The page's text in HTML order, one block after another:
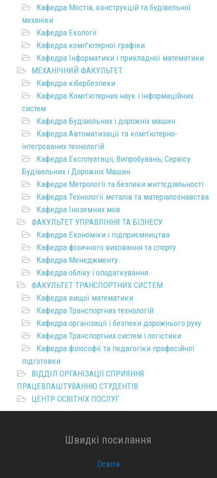
Кафедра Мостів, конструкцій та будівельної
механіки
Кафедра Екології
Кафедра комп'ютерної графіки
Кафедра Інформатики і прикладної математики
МЕХАНІЧНИЙ ФАКУЛЬТЕТ
Кафедра кібербезпеки
Кафедра Комп'ютерних наук і інформаційних
систем
Кафедра Будівельних і дорожніх машин
Кафедра Автоматизації та комп’ютерно-
інтегрованих технологій
Кафедра Експлуатаціі, Випробувань, Сервісу
Будівельних і Дорожніх Машин
Кафедра Метрології та безпеки життєдіяльності
Кафедра Технології металів та матеріалознавства
Кафедра Іноземних мов
ФАКУЛЬТЕТ УПРАВЛІННЯ ТА БІЗНЕСУ
Кафедра Економіки і підприємництва
Кафедра фізичного виховання та спорту
Кафедра Менеджменту
Кафедра обліку і оподаткування
ФАКУЛЬТЕТ ТРАНСПОРТНИХ СИСТЕМ
Кафедра вищої математики
Кафедра Транспортних технологій
Кафедра організації і безпеки дорожнього руху
Кафедра Транспортних систем і логістики
Кафедра філософії та педагогіки професійної
підготовки
ВІДДІЛ ОРГАНІЗАЦІЇ СПРИЯННЯ
ПРАЦЕВЛАШТУВАННЮ СТУДЕНТІВ
ЦЕНТР ОСВІТНІХ ПОСЛУГ
Швидкі посилання
Освіта